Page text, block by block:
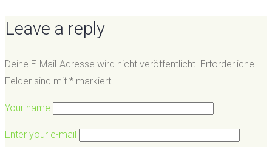
Leave a reply
Deine E-Mail-Adresse wird nicht veröffentlicht. Erforderliche
Felder sind mit * markiert
Your name
Enter your e-mail